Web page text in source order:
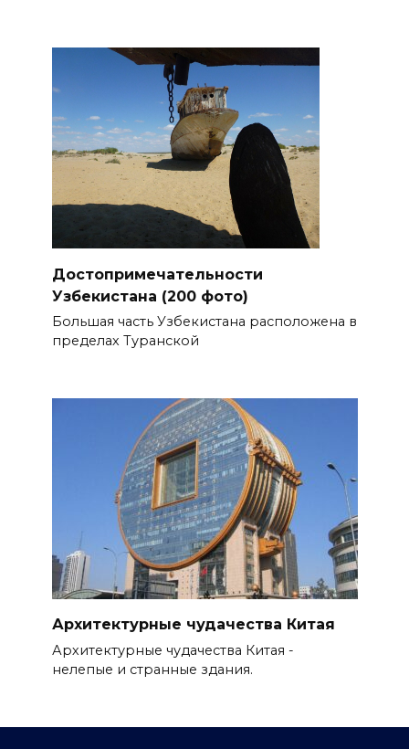
Достопримечательности
Узбекистана (200 фото)
Большая часть Узбекистана расположена в
пределах Туранской
Архитектурные чудачества Китая
Архитектурные чудачества Китая -
нелепые и странные здания.